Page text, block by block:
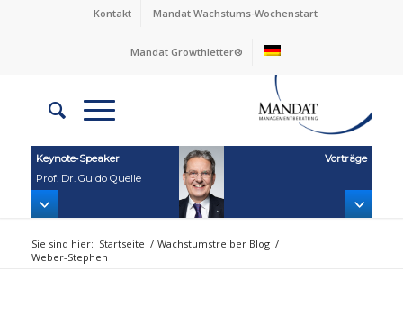
Kontakt Mandat Wachstums-Wochenstart
Mandat Growthletter®
Keynote‑Speaker
Prof. Dr. Guido Quelle
Vorträge
Sie sind hier: Startseite / Wachstumstreiber Blog /
Weber-Stephen